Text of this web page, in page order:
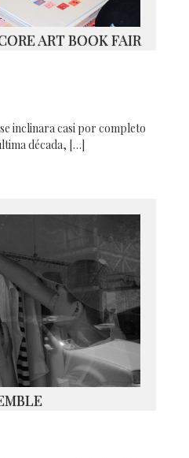
ART BOOK FAIR
inclinara casi por completo
década, […]